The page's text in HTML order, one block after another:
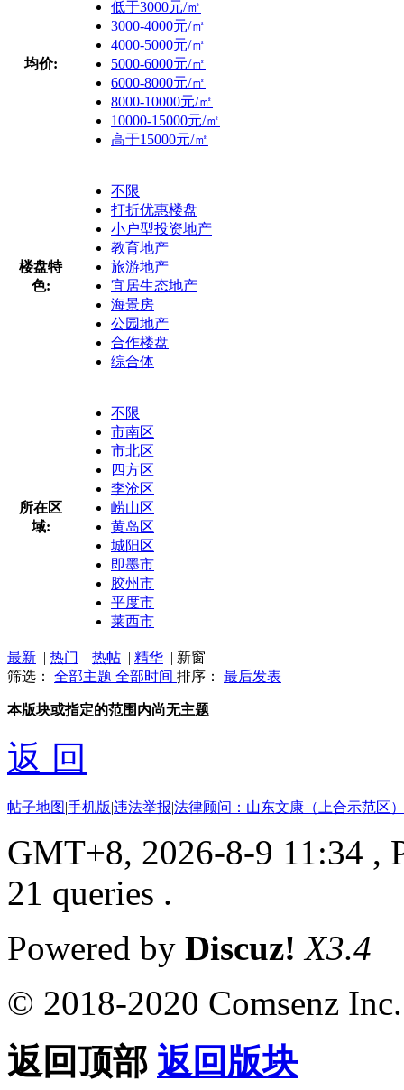
均价:
低于3000元/㎡
3000-4000元/㎡
4000-5000元/㎡
5000-6000元/㎡
6000-8000元/㎡
8000-10000元/㎡
10000-15000元/㎡
高于15000元/㎡
楼盘特
色:
不限
打折优惠楼盘
小户型投资地产
教育地产
旅游地产
宜居生态地产
海景房
公园地产
合作楼盘
综合体
所在区
域:
不限
市南区
市北区
四方区
李沧区
崂山区
黄岛区
城阳区
即墨市
胶州市
平度市
莱西市
最新 | 热门 | 热帖 | 精华 | 新窗
筛选： 全部主题 全部时间 排序： 最后发表
本版块或指定的范围内尚无主题
返 回
帖子地图|手机版|违法举报|法律顾问：山东文康（上合示范区
GMT+8, 2026-8-9 11:34 ,
21 queries .
Powered by Discuz! X3.4
© 2018-2020 Comsenz Inc.
返回顶部 返回版块